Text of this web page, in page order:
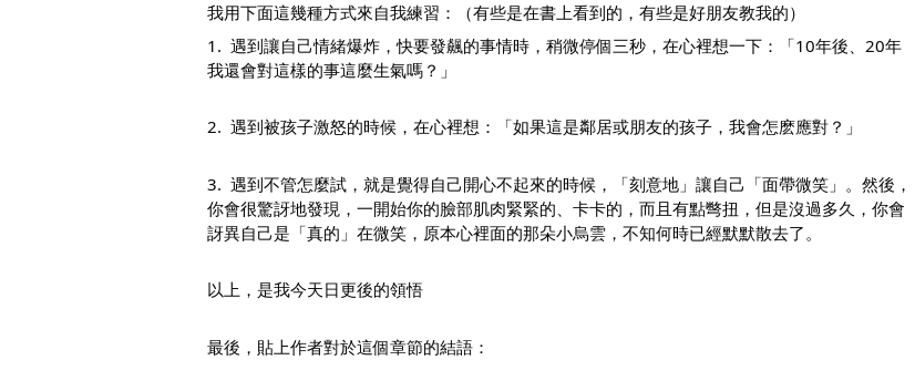
我用下面這幾種方式來自我練習：（有些是在書上看到的，有些是好朋友教我的）
1.  遇到讓自己情緒爆炸，快要發飆的事情時，稍微停個三秒，在心裡想一下：「10年後、20年
我還會對這樣的事這麼生氣嗎？」
2.  遇到被孩子激怒的時候，在心裡想：「如果這是鄰居或朋友的孩子，我會怎麽應對？」
3.  遇到不管怎麼試，就是覺得自己開心不起來的時候，「刻意地」讓自己「面帶微笑」。然後，
你會很驚訝地發現，一開始你的臉部肌肉緊緊的、卡卡的，而且有點彆扭，但是沒過多久，你會
訝異自己是「真的」在微笑，原本心裡面的那朵小烏雲，不知何時已經默默散去了。
以上，是我今天日更後的領悟
最後，貼上作者對於這個章節的結語：